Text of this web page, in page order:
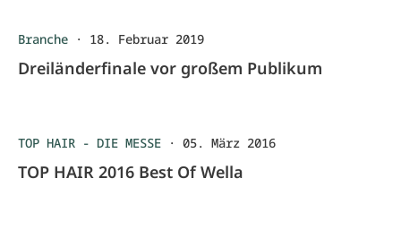
Branche · 18. Februar 2019
Dreiländerfinale vor großem Publikum
TOP HAIR - DIE MESSE · 05. März 2016
TOP HAIR 2016 Best Of Wella